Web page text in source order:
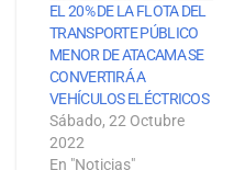
EL 20% DE LA FLOTA DEL
TRANSPORTE PÚBLICO
MENOR DE ATACAMA SE
CONVERTIRÁ A
VEHÍCULOS ELÉCTRICOS
Sábado, 22 Octubre
2022
En "Noticias"